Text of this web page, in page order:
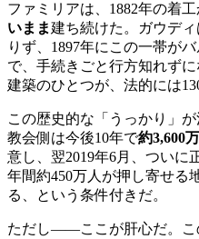
ファミリアは、1882年の着工
いまま建ち続けた。ガウデ
りず、1897年にこの一帯が
で、手続きごと行方知れず
建築のひとつが、法的には
この歴史的な「うっかり」が
教会側は今後10年で約3,600
意し、翌2019年6月、ついに
年間約450万人が押し寄せる
る、という条件付きだ。
ただし——ここが肝心だ。こ